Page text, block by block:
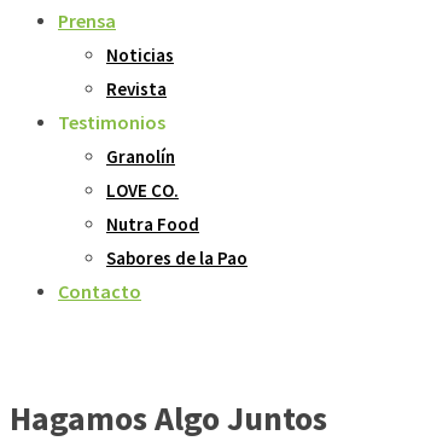
Prensa
Noticias
Revista
Testimonios
Granolín
LOVE CO.
Nutra Food
Sabores de la Pao
Contacto
Hagamos Algo Juntos